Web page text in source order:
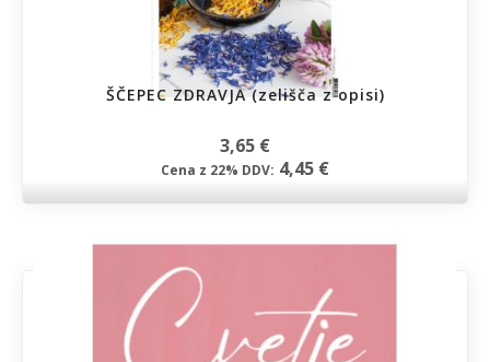
ŠČEPEC ZDRAVJA (zelišča z opisi)
3,65 €
Cena z 22% DDV: 4,45 €